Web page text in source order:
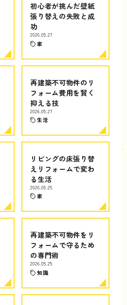
初心者が挑んだ壁紙
張り替えの失敗と成
功
2026.05.27
家
再建築不可物件のリ
フォーム費用を賢く
抑える技
2026.05.27
生活
リビングの床張り替
えリフォームで変わ
る生活
2026.05.25
家
再建築不可物件をリ
フォームで守るため
の専門術
2026.05.25
知識